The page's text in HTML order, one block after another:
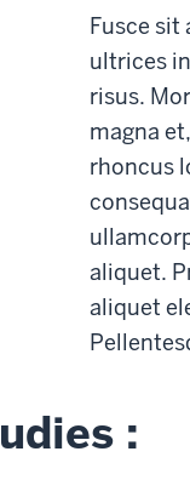
Fusce sit
ultrices
risus.
magna
rhoncus
aliquet.
aliquet
: